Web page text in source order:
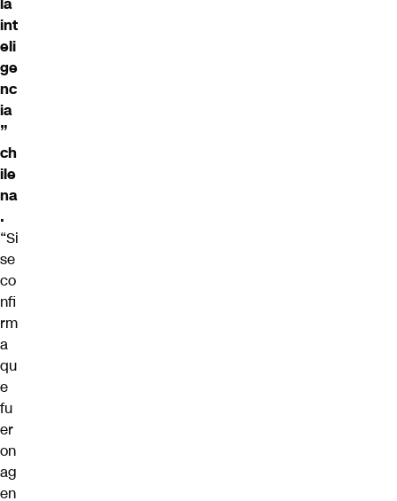
int
eli
ge
nc
ia
”
ch
ile
na
.
“Si
se
co
nfi
rm
a
qu
e
fu
er
on
ag
en